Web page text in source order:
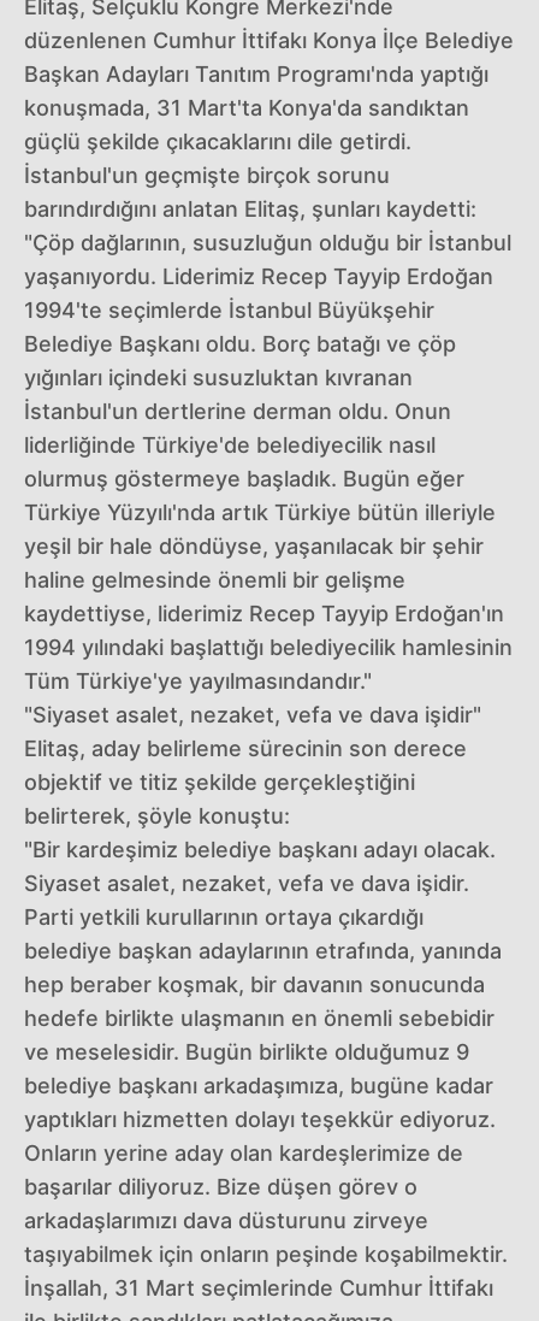
Elitaş, Selçuklu Kongre Merkezi'nde
düzenlenen Cumhur İttifakı Konya İlçe Belediye
Başkan Adayları Tanıtım Programı'nda yaptığı
konuşmada, 31 Mart'ta Konya'da sandıktan
güçlü şekilde çıkacaklarını dile getirdi.
İstanbul'un geçmişte birçok sorunu
barındırdığını anlatan Elitaş, şunları kaydetti:
"Çöp dağlarının, susuzluğun olduğu bir İstanbul
yaşanıyordu. Liderimiz Recep Tayyip Erdoğan
1994'te seçimlerde İstanbul Büyükşehir
Belediye Başkanı oldu. Borç batağı ve çöp
yığınları içindeki susuzluktan kıvranan
İstanbul'un dertlerine derman oldu. Onun
liderliğinde Türkiye'de belediyecilik nasıl
olurmuş göstermeye başladık. Bugün eğer
Türkiye Yüzyılı'nda artık Türkiye bütün illeriyle
yeşil bir hale döndüyse, yaşanılacak bir şehir
haline gelmesinde önemli bir gelişme
kaydettiyse, liderimiz Recep Tayyip Erdoğan'ın
1994 yılındaki başlattığı belediyecilik hamlesinin
Tüm Türkiye'ye yayılmasındandır."
"Siyaset asalet, nezaket, vefa ve dava işidir"
Elitaş, aday belirleme sürecinin son derece
objektif ve titiz şekilde gerçekleştiğini
belirterek, şöyle konuştu:
"Bir kardeşimiz belediye başkanı adayı olacak.
Siyaset asalet, nezaket, vefa ve dava işidir.
Parti yetkili kurullarının ortaya çıkardığı
belediye başkan adaylarının etrafında, yanında
hep beraber koşmak, bir davanın sonucunda
hedefe birlikte ulaşmanın en önemli sebebidir
ve meselesidir. Bugün birlikte olduğumuz 9
belediye başkanı arkadaşımıza, bugüne kadar
yaptıkları hizmetten dolayı teşekkür ediyoruz.
Onların yerine aday olan kardeşlerimize de
başarılar diliyoruz. Bize düşen görev o
arkadaşlarımızı dava düsturunu zirveye
taşıyabilmek için onların peşinde koşabilmektir.
İnşallah, 31 Mart seçimlerinde Cumhur İttifakı